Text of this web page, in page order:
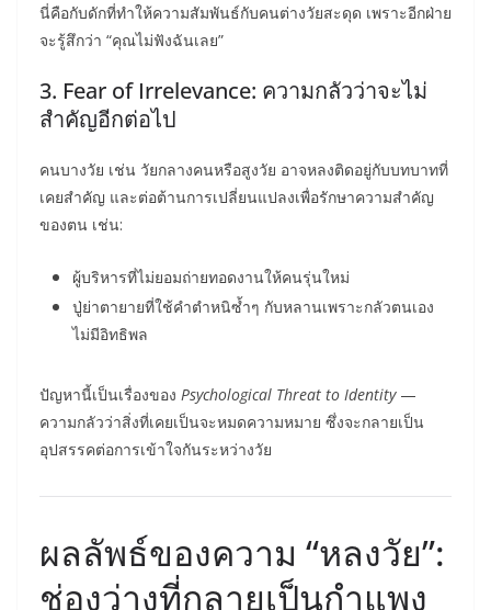
นี่คือกับดักที่ทำให้ความสัมพันธ์กับคนต่างวัยสะดุด เพราะอีกฝ่าย
จะรู้สึกว่า “คุณไม่ฟังฉันเลย”
3. Fear of Irrelevance: ความกลัวว่าจะไม่
สำคัญอีกต่อไป
คนบางวัย เช่น วัยกลางคนหรือสูงวัย อาจหลงติดอยู่กับบทบาทที่
เคยสำคัญ และต่อต้านการเปลี่ยนแปลงเพื่อรักษาความสำคัญ
ของตน เช่น:
ผู้บริหารที่ไม่ยอมถ่ายทอดงานให้คนรุ่นใหม่
ปู่ย่าตายายที่ใช้คำตำหนิซ้ำๆ กับหลานเพราะกลัวตนเอง
ไม่มีอิทธิพล
ปัญหานี้เป็นเรื่องของ Psychological Threat to Identity—
ความกลัวว่าสิ่งที่เคยเป็นจะหมดความหมาย ซึ่งจะกลายเป็น
อุปสรรคต่อการเข้าใจกันระหว่างวัย
ผลลัพธ์ของความ “หลงวัย”:
ช่องว่างที่กลายเป็นกำแพง